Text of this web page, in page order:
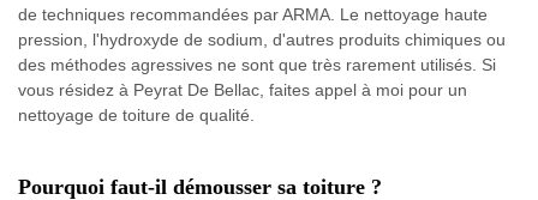
de techniques recommandées par ARMA. Le nettoyage haute
pression, l'hydroxyde de sodium, d'autres produits chimiques ou
des méthodes agressives ne sont que très rarement utilisés. Si
vous résidez à Peyrat De Bellac, faites appel à moi pour un
nettoyage de toiture de qualité.
Pourquoi faut-il démousser sa toiture ?